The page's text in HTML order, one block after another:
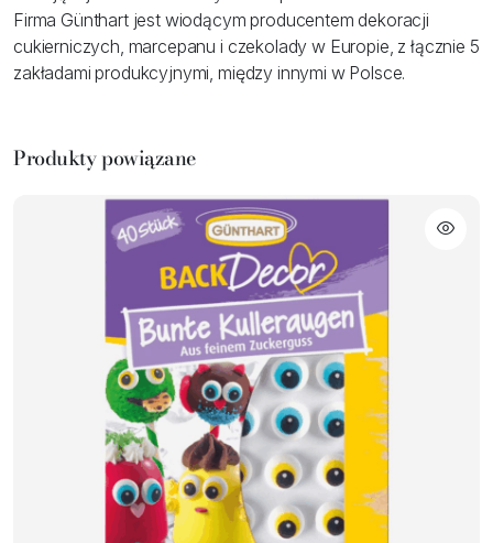
Firma Günthart jest wiodącym producentem dekoracji
cukierniczych, marcepanu i czekolady w Europie, z łącznie 5
zakładami produkcyjnymi, między innymi w Polsce.
Produkty powiązane